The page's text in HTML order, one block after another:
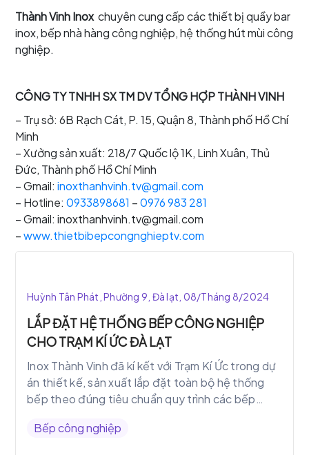
Thành Vinh Inox chuyên cung cấp các thiết bị quầy bar
inox, bếp nhà hàng công nghiệp, hệ thống hút mùi công
nghiệp.
CÔNG TY TNHH SX TM DV TỔNG HỢP THÀNH VINH
– Trụ sở: 6B Rạch Cát, P. 15, Quận 8, Thành phố Hồ Chí
Minh
– Xưởng sản xuất: 218/7 Quốc lộ 1K, Linh Xuân, Thủ
Đức, Thành phố Hồ Chí Minh
– Gmail: inoxthanhvinh.tv@gmail.com
– Hotline: 0933898681 –0976 983 281
– Gmail: inoxthanhvinh.tv@gmail.com
–www.thietbibepcongnghieptv.com
Huỳnh Tân Phát, Phường 9, Đà lạt, 08/Tháng 8/2024
LẮP ĐẶT HỆ THỐNG BẾP CÔNG NGHIỆP
CHO TRẠM KÍ ỨC ĐÀ LẠT
Inox Thành Vinh đã kí kết với Trạm Kí Ức trong dự
án thiết kế, sản xuất lắp đặt toàn bộ hệ thống
bếp theo đúng tiêu chuẩn quy trình các bếp
Bếp công nghiệp